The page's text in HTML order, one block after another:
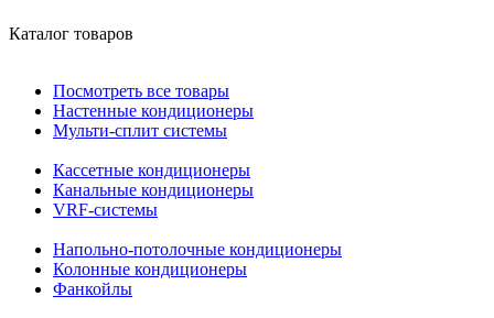
Каталог товаров
Посмотреть все товары
Настенные кондиционеры
Мульти-сплит системы
Кассетные кондиционеры
Канальные кондиционеры
VRF-системы
Напольно-потолочные кондиционеры
Колонные кондиционеры
Фанкойлы